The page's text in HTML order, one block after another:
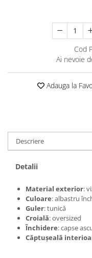
Cod
Ai nevoie
Adauga la
Descriere
Detalii
Material exterior:
Culoare: albastru
Guler: tunică
Croială: oversized
Închidere: capse
Căptușeală